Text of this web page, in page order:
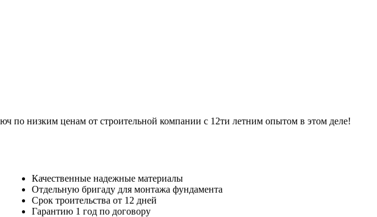
по низким ценам от строительной компании с 12ти летним опытом в этом деле!
Качественные надежные материалы
Отдельную бригаду для монтажа фундамента
Срок троительства от 12 дней
Гарантию 1 год по договору